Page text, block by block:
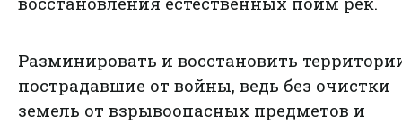
Разминировать и восстановить
пострадавшие от войны, ведь без очистки
земель от взрывоопасных предметов и